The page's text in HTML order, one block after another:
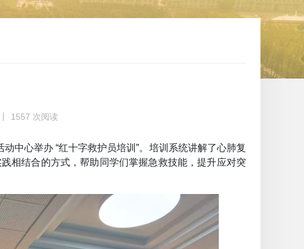
1557 次阅读
中心举办 “红十字救护员培训”。培训系统讲解了心肺复
相结合的方式，帮助同学们掌握急救技能，提升应对突